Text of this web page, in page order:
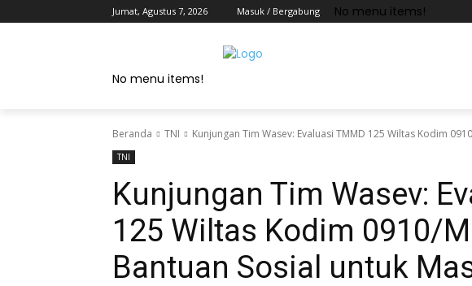
Jumat, Agustus 7, 2026 Masuk / Bergabung No menu items!
No menu items!
Beranda TNI Kunjungan Tim Wasev: Evaluasi TMMD 125 Wiltas Kodim
TNI
Kunjungan Tim Wasev:
125 Wiltas Kodim 0910/
Bantuan Sosial untuk